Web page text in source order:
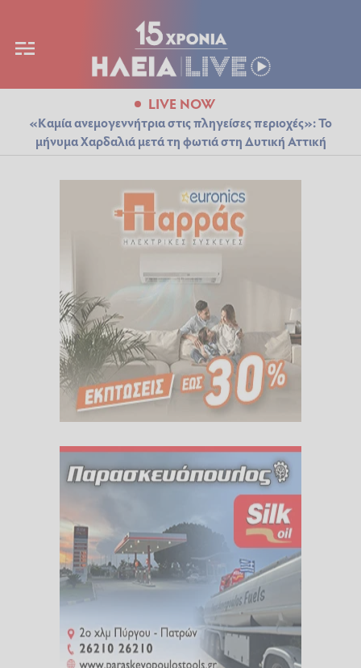
LIVE NOW
«Καμία ανεμογεννήτρια στις πληγείσες περιοχές»: Το
μήνυμα Χαρδαλιά μετά τη φωτιά στη Δυτική Αττική